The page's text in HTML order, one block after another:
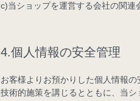
c)当ショップを運営する会社の関連
4.個人情報の安全管理
お客様よりお預かりした個人情報
技術的施策を講じるとともに、当